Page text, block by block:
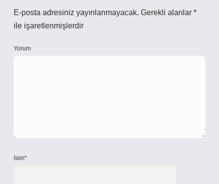
E-posta adresiniz yayınlanmayacak. Gerekli alanlar *
ile işaretlenmişlerdir
Yorum
İsim*